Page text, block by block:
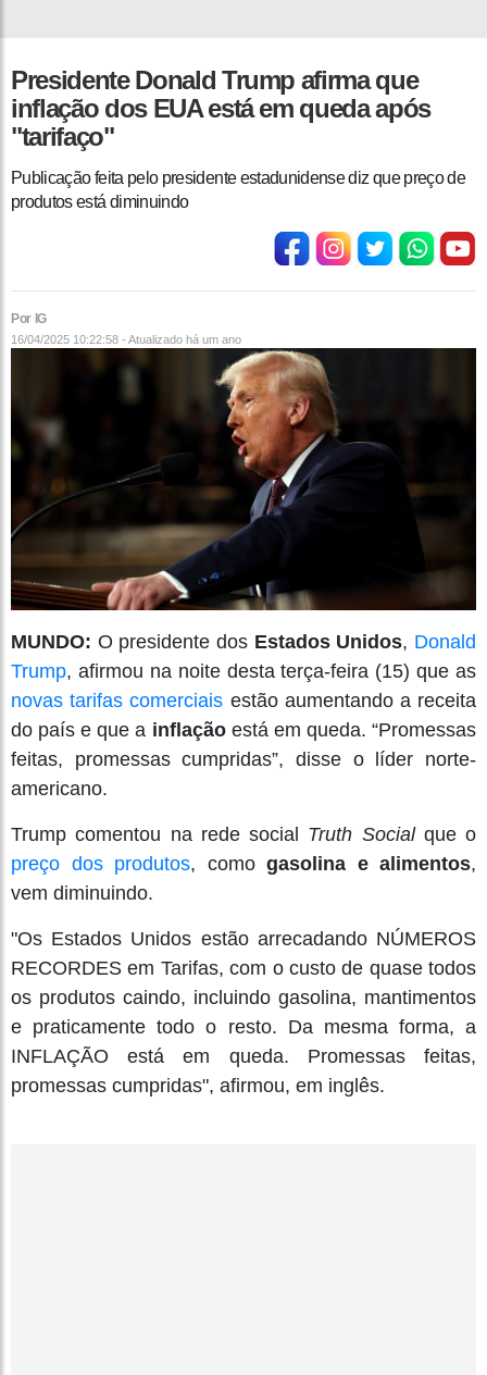
Presidente Donald Trump afirma que
inflação dos EUA está em queda após
"tarifaço"
Publicação feita pelo presidente estadunidense diz que preço de
produtos está diminuindo
Por IG
16/04/2025 10:22:58 - Atualizado há um ano
MUNDO: O presidente dos Estados Unidos, Donald
Trump, afirmou na noite desta terça-feira (15) que as
novas tarifas comerciais estão aumentando a receita
do país e que a inflaçãoestá em queda. “Promessas
feitas, promessas cumpridas”, disse o líder norte-
americano.
Trump comentou na rede social Truth Socialque o
preço dos produtos, como gasolina e alimentos,
vem diminuindo.
"Os Estados Unidos estão arrecadando NÚMEROS
RECORDES em Tarifas, com o custo de quase todos
os produtos caindo, incluindo gasolina, mantimentos
e praticamente todo o resto. Da mesma forma, a
INFLAÇÃO está em queda. Promessas feitas,
promessas cumpridas", afirmou, em inglês.